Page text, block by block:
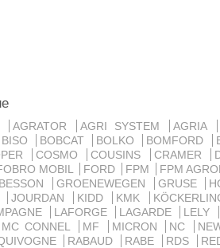
AGRATOR AGRI SYSTEM
AGRIA
BISO BOBCAT BOLKO BOMFORD
COSMO COUSINS CRAMER
MOBIL FORD FPM
FPM
GROENEWEGEN GRUSE
JOURDAN KIDD KMK
LAFORGE LAGARDE
LELY
MC CONNEL MF MICRON NC
RABAUD RABE RDS